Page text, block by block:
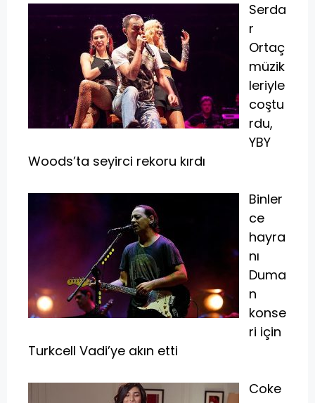
Serda
r
Ortaç
müzik
leriyle
coştu
rdu,
YBY
Woods’ta seyirci rekoru kırdı
Binler
ce
hayra
nı
Duma
n
konse
ri için
Turkcell Vadi’ye akın etti
Coke